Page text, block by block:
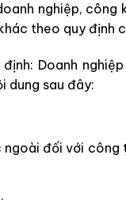
nghiệp, công
theo quy định
Doanh
dung sau đây:
đối với